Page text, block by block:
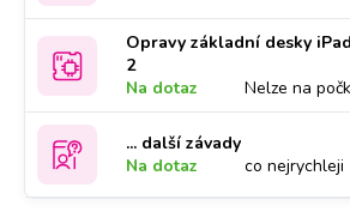
Opravy základní desky
2
Na dotaz
Nelze na
... další závady
Na dotaz
co nejrychleji